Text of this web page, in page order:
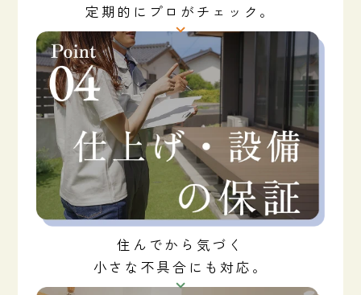
定期的にプロがチェック。
住んでから気づく
小さな不具合にも対応。